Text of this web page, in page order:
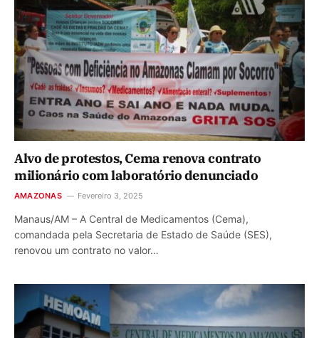
Alvo de protestos, Cema renova contrato
milionário com laboratório denunciado
AMAZONAS Fevereiro 3, 2025
Manaus/AM – A Central de Medicamentos (Cema),
comandada pela Secretaria de Estado de Saúde (SES),
renovou um contrato no valor…